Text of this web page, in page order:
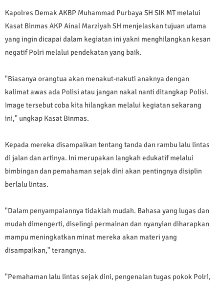
Kapolres Demak AKBP Muhammad Purbaya SH SIK MT melalui
Kasat Binmas AKP Ainal Marziyah SH menjelaskan tujuan utama
yang ingin dicapai dalam kegiatan ini yakni menghilangkan kesan
negatif Polri melalui pendekatan yang baik.
"Biasanya orangtua akan menakut-nakuti anaknya dengan
kalimat awas ada Polisi atau jangan nakal nanti ditangkap Polisi.
Image tersebut coba kita hilangkan melalui kegiatan sekarang
ini," ungkap Kasat Binmas.
Kepada mereka disampaikan tentang tanda dan rambu lalu lintas
di jalan dan artinya. Ini merupakan langkah edukatif melalui
bimbingan dan pemahaman sejak dini akan pentingnya disiplin
berlalu lintas.
"Dalam penyampaiannya tidaklah mudah. Bahasa yang lugas dan
mudah dimengerti, diselingi permainan dan nyanyian diharapkan
mampu meningkatkan minat mereka akan materi yang
disampaikan," terangnya.
"Pemahaman lalu lintas sejak dini, pengenalan tugas pokok Polri,